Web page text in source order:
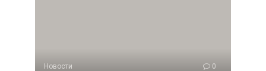
Новости 0